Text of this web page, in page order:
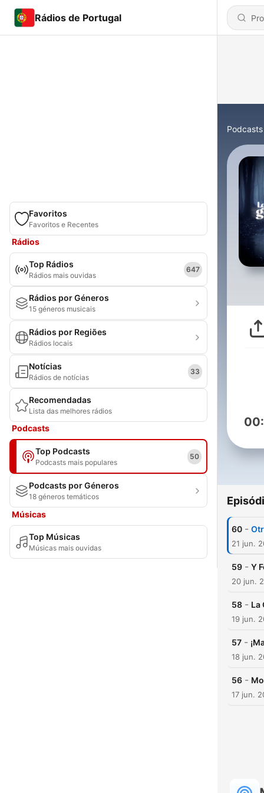
Rádios de Portugal
Favoritos
Favoritos e Recentes
Rádios
Top Rádios
Rádios mais ouvidas
647
Rádios por Géneros
15 géneros musicais
Rádios por Regiões
Rádios locais
Notícias
Rádios de notícias
33
Recomendadas
Lista das melhores rádios
Podcasts
Top Podcasts
Podcasts mais populares
50
Podcasts por Géneros
18 géneros temáticos
Músicas
Top Músicas
Músicas mais ouvidas
Podcasts
60 -
21 jun.
59 - Y
20 jun.
58 - La
19 jun.
57 -
18 jun.
56 -
17 jun.